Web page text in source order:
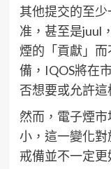
其他提交的至
准，甚至是juul
煙的「貢獻」
備，IQOS將在
否想要或允許這
然而，電子煙
小，這一變化
戒備並不一定更